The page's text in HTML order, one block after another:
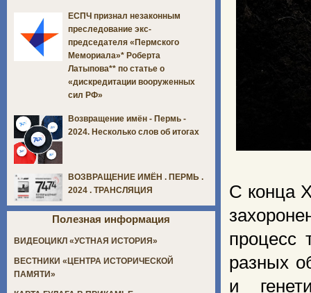
С конца
процесс
разных
и
ЕСПЧ признал незаконным
преследование экс-
председателя «Пермского
Мемориала»* Роберта
Латыпова** по статье о
«дискредитации вооруженных
сил РФ»
Возвращение имён - Пермь -
2024. Несколько слов об итогах
ВОЗВРАЩЕНИЕ ИМЁН . ПЕРМЬ .
2024 . ТРАНСЛЯЦИЯ
Полезная информация
ВИДЕОЦИКЛ «УСТНАЯ ИСТОРИЯ»
ВЕСТНИКИ «ЦЕНТРА ИСТОРИЧЕСКОЙ
ПАМЯТИ»